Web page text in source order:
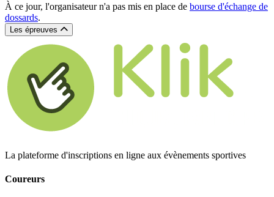
À ce jour, l'organisateur n'a pas mis en place de bourse d'échange de
dossards.
Les épreuves
La plateforme d'inscriptions en ligne aux évènements sportives
Coureurs